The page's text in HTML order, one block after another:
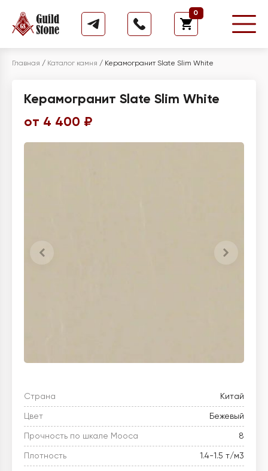
0
Главная / Каталог камня / Керамогранит Slate Slim White
Керамогранит Slate Slim White
от 4 400 ₽
Страна Китай
Цвет Бежевый
Прочность по шкале Мооса 8
Плотность 1.4-1.5 т/м3